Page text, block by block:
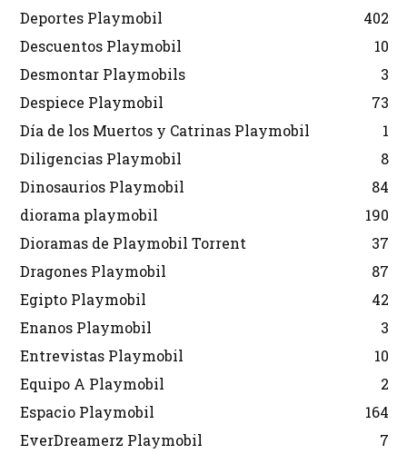
Deportes Playmobil
402
Descuentos Playmobil
10
Desmontar Playmobils
3
Despiece Playmobil
73
Día de los Muertos y Catrinas Playmobil
1
Diligencias Playmobil
8
Dinosaurios Playmobil
84
diorama playmobil
190
Dioramas de Playmobil Torrent
37
Dragones Playmobil
87
Egipto Playmobil
42
Enanos Playmobil
3
Entrevistas Playmobil
10
Equipo A Playmobil
2
Espacio Playmobil
164
EverDreamerz Playmobil
7